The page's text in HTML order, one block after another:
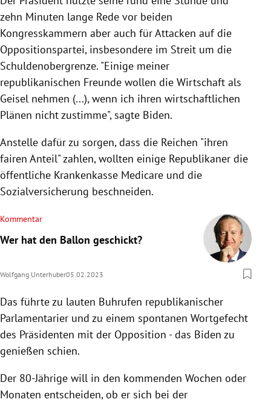
zehn Minuten lange Rede vor beiden
Kongresskammern aber auch für Attacken auf die
Oppositionspartei, insbesondere im Streit um die
Schuldenobergrenze. "Einige meiner
republikanischen Freunde wollen die Wirtschaft als
Geisel nehmen (...), wenn ich ihren wirtschaftlichen
Plänen nicht zustimme", sagte Biden.
Anstelle dafür zu sorgen, dass die Reichen "ihren
fairen Anteil" zahlen, wollten einige Republikaner die
öffentliche Krankenkasse Medicare und die
Sozialversicherung beschneiden.
Kommentar
Wer hat den Ballon geschickt?
Wolfgang Unterhuber05.02.2023
Das führte zu lauten Buhrufen republikanischer
Parlamentarier und zu einem spontanen Wortgefecht
des Präsidenten mit der Opposition - das Biden zu
genießen schien.
Der 80-Jährige will in den kommenden Wochen oder
Monaten entscheiden, ob er sich bei der